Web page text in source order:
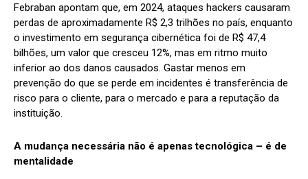
Febraban apontam que, em 2024, ataques hackers causaram
perdas de aproximadamente R$ 2,3 trilhões no país, enquanto
o investimento em segurança cibernética foi de R$ 47,4
bilhões, um valor que cresceu 12%, mas em ritmo muito
inferior ao dos danos causados. Gastar menos em
prevenção do que se perde em incidentes é transferência de
risco para o cliente, para o mercado e para a reputação da
instituição.
A mudança necessária não é apenas tecnológica – é de
mentalidade